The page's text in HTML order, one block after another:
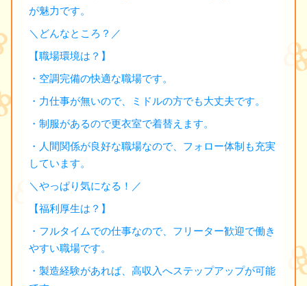
が魅力です。
＼どんなところ？／
【職場環境は？】
・空調完備の快適な職場です。
・力仕事が無いので、ミドルの方でも大丈夫です。
・制服があるので更衣室で着替えます。
・人間関係が良好な職場なので、フォロー体制も充実
しています。
＼やっぱり気になる！／
【福利厚生は？】
・フルタイムでの仕事なので、フリーター歓迎で働き
やすい職場です。
・製造経験があれば、高収入へステップアップが可能